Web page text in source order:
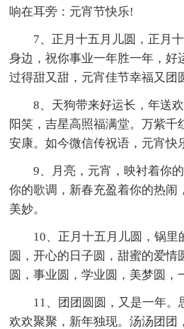
响在耳旁：元宵节快乐!
7、正月十五月儿圆，正月
身边，祝你事业一年胜一年，好
过得甜又甜，元宵佳节幸福又团
8、天狗带来好运长，年送
阳笑，吉星高照福满堂。万紫千
安康。如今微信传祝语，元宵快
9、月亮，元宵，映衬着你
你的歌调，新春充盈着你的热闹
美妙。
10、正月十五月儿圆，锅里
圆，开心的日子圆，甜蜜的爱情
圆，事业圆，学业圆，美梦圆，
11、团团圆圆，又是一年。
欢欢聚聚，新年独现。汤汤团团